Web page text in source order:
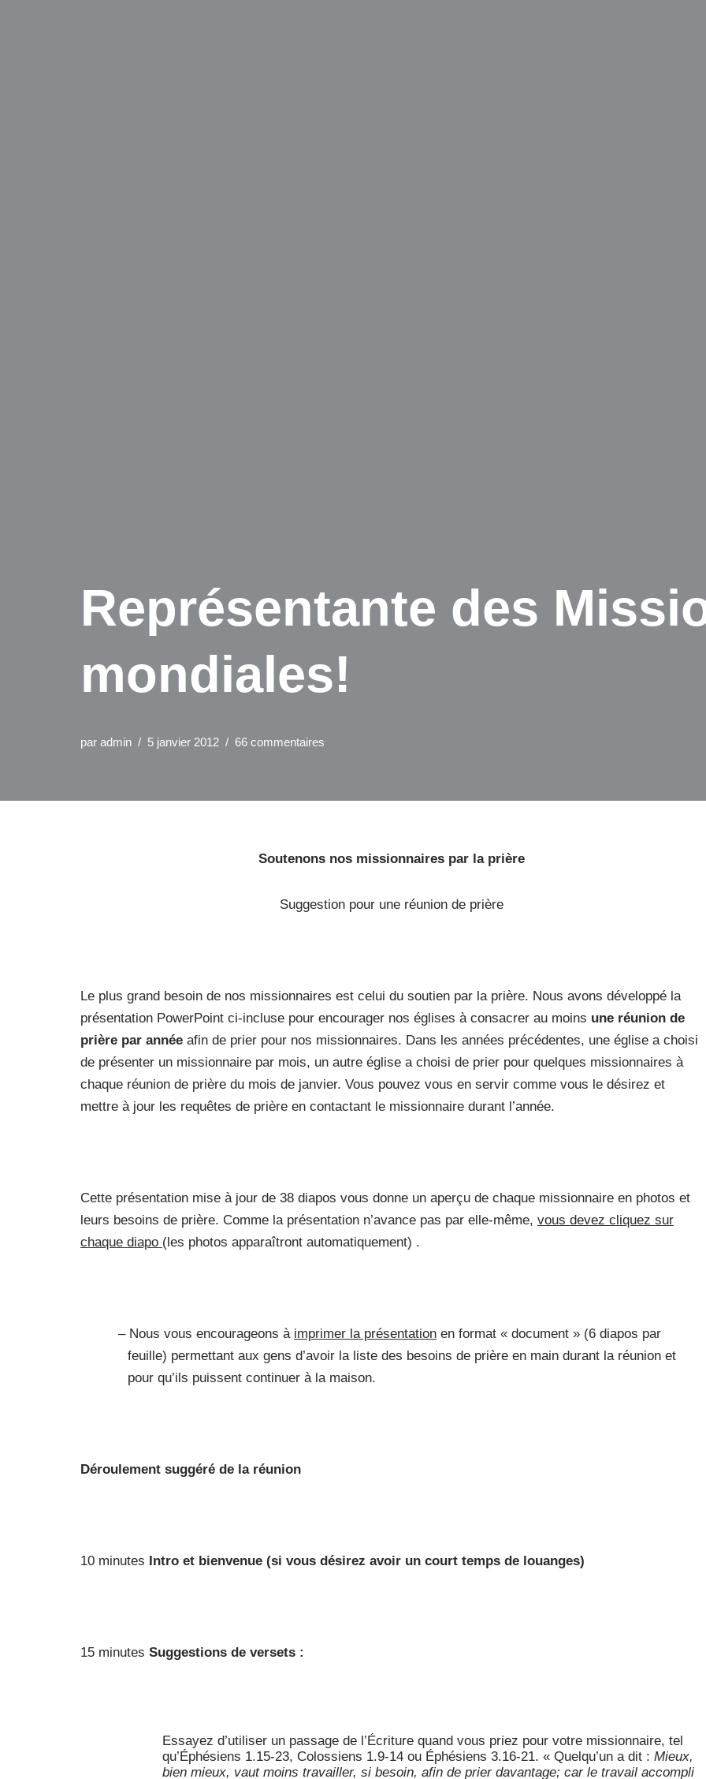
Représentante des
mondiales!
par admin 5 janvier 2012 66 commentaires
Soutenons nos missionnaires par la prière
Suggestion pour une réunion de prière
Le plus grand besoin de nos missionnaires est celui du soutien par la prière. Nous avons développé la
présentation PowerPoint ci-incluse pour encourager nos églises à consacrer au moins une réunion de
prière par année afin de prier pour nos missionnaires. Dans les années précédentes, une église a choisi
de présenter un missionnaire par mois, un autre église a choisi de prier pour quelques missionnaires à
chaque réunion de prière du mois de janvier. Vous pouvez vous en servir comme vous le désirez et
mettre à jour les requêtes de prière en contactant le missionnaire durant l’année.
Cette présentation mise à jour de 38 diapos vous donne un aperçu de chaque missionnaire en photos et
leurs besoins de prière. Comme la présentation n’avance pas par elle-même, vous devez cliquez sur
chaque diapo (les photos apparaîtront automatiquement) .
– Nous vous encourageons à imprimer la présentation en format « document » (6 diapos par
feuille) permettant aux gens d’avoir la liste des besoins de prière en main durant la réunion et
pour qu’ils puissent continuer à la maison.
Déroulement suggéré de la réunion
10 minutes Intro et bienvenue (si vous désirez avoir un court temps de louanges)
15 minutes Suggestions de versets :
Essayez d’utiliser un passage de l’Écriture quand vous priez pour votre missionnaire, tel
qu’Éphésiens 1.15-23, Colossiens 1.9-14 ou Éphésiens 3.16-21. « Quelqu’un a dit : Mieux,
bien mieux, vaut moins travailler, si besoin, afin de prier davantage; car le travail accompli